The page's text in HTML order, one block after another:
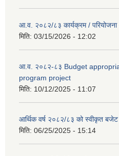
आ.व. २०८२/८३ कार्यक्रम /
मिति: 03/15/2026 - 12:02
आ.व. २०८२-८३ Budget
program project
मिति: 10/12/2025 - 11:07
आर्थिक वर्ष २०८२/८३ को स्वीकृत बजेट
मिति: 06/25/2025 - 15:14